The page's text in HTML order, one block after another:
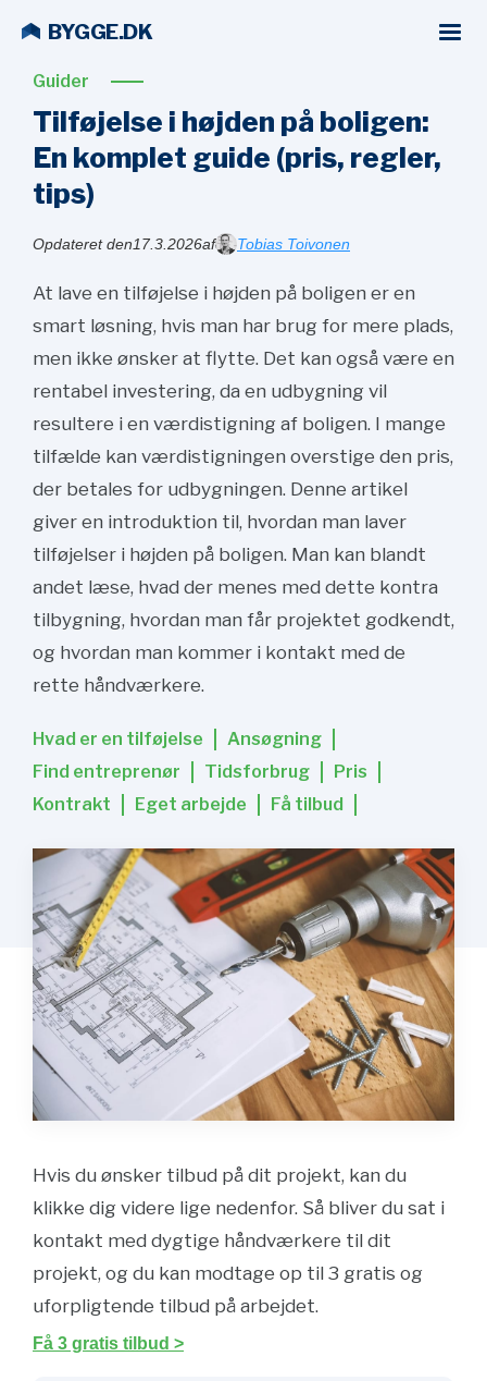
BYGGE.DK
Guider
Tilføjelse i højden på boligen:
En komplet guide (pris, regler,
tips)
Opdateret den17.3.2026af Tobias Toivonen
At lave en tilføjelse i højden på boligen er en
smart løsning, hvis man har brug for mere plads,
men ikke ønsker at flytte. Det kan også være en
rentabel investering, da en udbygning vil
resultere i en værdistigning af boligen. I mange
tilfælde kan værdistigningen overstige den pris,
der betales for udbygningen. Denne artikel
giver en introduktion til, hvordan man laver
tilføjelser i højden på boligen. Man kan blandt
andet læse, hvad der menes med dette kontra
tilbygning, hvordan man får projektet godkendt,
og hvordan man kommer i kontakt med de
rette håndværkere.
Hvad er en tilføjelse
Ansøgning
Find entreprenør
Tidsforbrug
Pris
Kontrakt
Eget arbejde Få tilbud
Hvis du ønsker tilbud på dit projekt, kan du
klikke dig videre lige nedenfor. Så bliver du sat i
kontakt med dygtige håndværkere til dit
projekt, og du kan modtage op til 3 gratis og
uforpligtende tilbud på arbejdet.
Få 3 gratis tilbud >